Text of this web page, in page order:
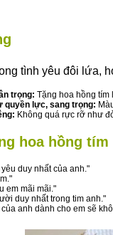
tình yêu đôi lứa,
trọng: Tặng hoa hồng tím
quyền lực, sang trọng:
Không quá rực rỡ như
hoa hồng tím
duy nhất của anh."
em mãi mãi."
duy nhất trong tim anh."
anh dành cho em sẽ